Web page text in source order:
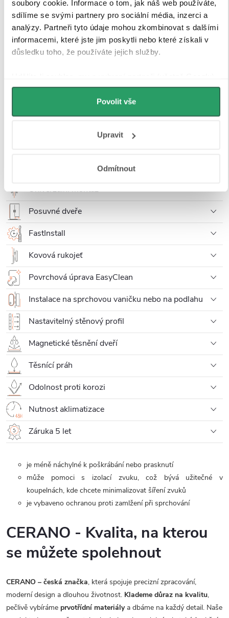
soubory cookie. Informace o tom, jak náš web používáte,
sdílíme se svými partnery pro sociální média, inzerci a
analýzy. Partneři tyto údaje mohou zkombinovat s dalšími
informacemi, které jste jim poskytli nebo které získali v
důsledku toho, že používáte jejich služby.
můžeme používat cookies pro analytiku a
personalizovanou reklamu. Jak Google zpracovává
osobní údaje najdete na stránkách
Povolit vše
Upravit
Odmítnout
CERANO -
Sprchové posuvné
dveře Varone
POINT L/P - 6
mm - černá
matná,
Skladem > 10 ks
CERANO - Boční
stěna Varone L/P
- 6 mm - černá
matná,
transparentní sklo
- 80x195 cm
Skladem 9 ks
Detailní popis produktu
Tvrzené sklo 6 mm
Univerzální montáž
Posuvné dveře
FastInstall
Kovová rukojeť
Povrchová úprava EasyClean
Instalace na sprchovou vaničku nebo na podlahu
Nastavitelný stěnový profil
Magnetické těsnění dveří
Těsnící práh
Odolnost proti korozi
Nutnost aklimatizace
Záruka 5 let
je méně náchylné k poškrábání nebo prasknutí
může pomocis izolací zvuku, což bývá užitečné v
koupelnách, kde chcete minimalizovat šíření zvuků
je vybaveno ochranou proti zamlžení při sprchování
CERANO - Kvalita, na kterou
se můžete spolehnout
CERANO – česká značka, která spojuje precizní zpracování,
moderní design a dlouhou životnost. Klademe důraz na kvalitu,
pečlivě vybíráme prvotřídní materiálya dbáme na každý detail. Naše